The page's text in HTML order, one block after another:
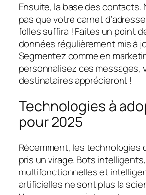
Ensuite, la base des contacts.
pas que votre carnet
folles suffira ! Faites un point
données régulièrement mis à
Segmentez comme en
personnalisez ces messages,
destinataires apprécieront !
Technologies à
pour 2025
Récemment, les technologies
pris un virage. Bots intelligents,
multifonctionnelles et
artificielles ne sont plus la